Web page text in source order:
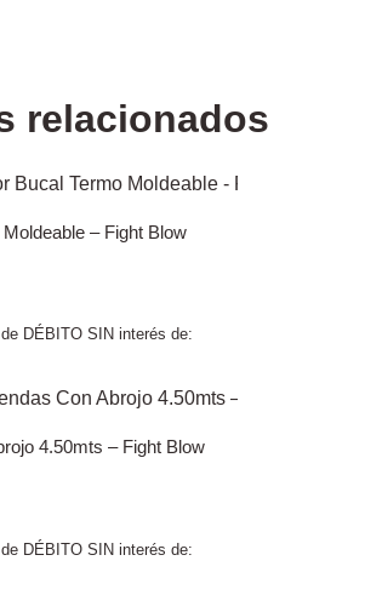
relacionados
– Fight Blow
DÉBITO SIN interés de:
4.50mts – Fight Blow
DÉBITO SIN interés de: